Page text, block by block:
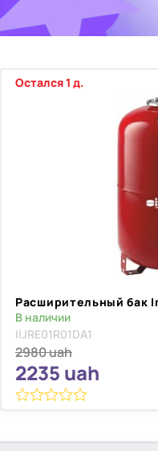
Остался 1 д.
Расширительный бак
В наличии
IIJRE01R01DA1
2980uah
2235 uah
5